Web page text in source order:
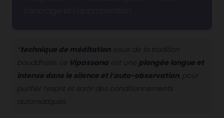
*technique de méditationissue de la tradition
bouddhiste. Le Vipassana est une plongée longue et
intense dans le silence et l’auto-observation, pour
purifier l’esprit et sortir des conditionnements
automatiques.